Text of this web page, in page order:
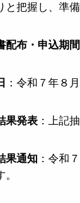
と把握し、準
配布・申込期間
：令和７年８
果発表 ：上記
果通知 ：令和